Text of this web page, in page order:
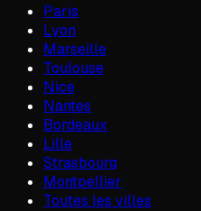
Paris
Lyon
Marseille
Toulouse
Nice
Nantes
Bordeaux
Lille
Strasbourg
Montpellier
Toutes les villes